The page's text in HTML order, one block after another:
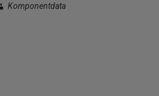
Komponentdata